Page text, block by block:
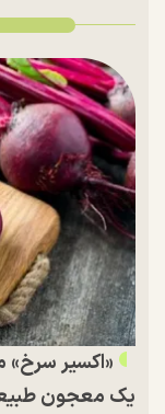
«اکسیر سرخ»
یک معجون